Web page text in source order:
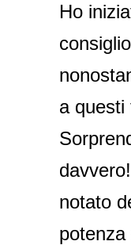
Ho
a questi
notato